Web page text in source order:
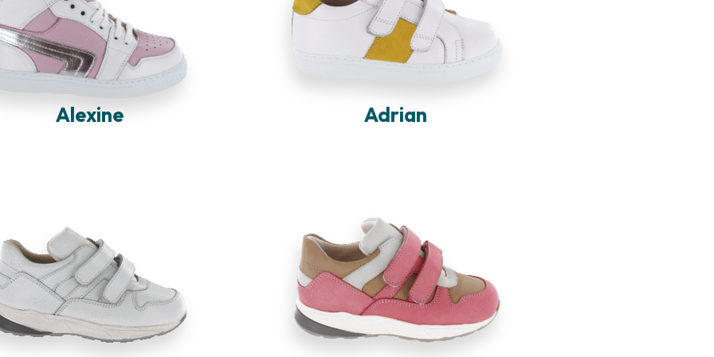
Alexine Adrian